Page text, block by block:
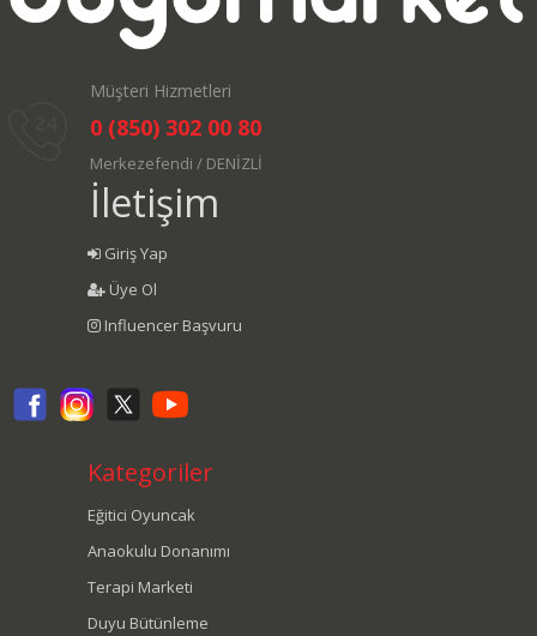
Müşteri Hizmetleri
0 (850) 302 00 80
Merkezefendi / DENİZLİ
İletişim
Giriş Yap
Üye Ol
Influencer Başvuru
Kategoriler
Eğitici Oyuncak
Anaokulu Donanımı
Terapi Marketi
Duyu Bütünleme